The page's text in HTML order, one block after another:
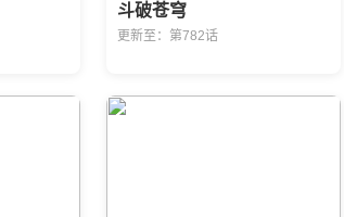
斗破苍穹
更新至：第782话